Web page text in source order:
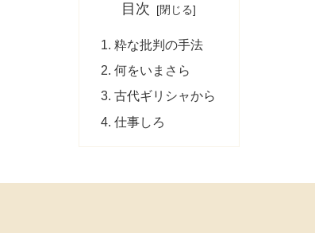
目次
粋な批判の手法
何をいまさら
古代ギリシャから
仕事しろ